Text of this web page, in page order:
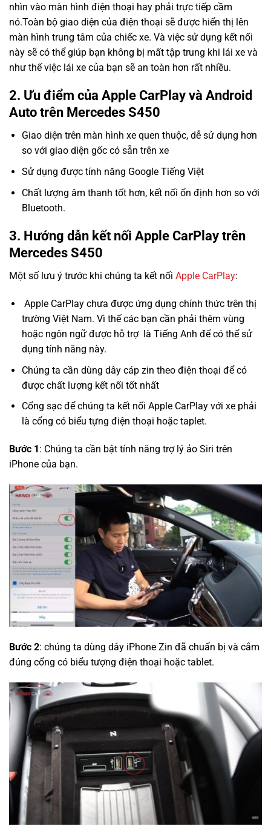
nhìn vào màn hình điện thoại hay phải trực tiếp cầm
nó.Toàn bộ giao diện của điện thoại sẽ được hiển thị lên
màn hình trung tâm của chiếc xe. Và việc sử dụng kết nối
này sẽ có thể giúp bạn không bị mất tập trung khi lái xe và
như thế việc lái xe của bạn sẽ an toàn hơn rất nhiều.
2. Ưu điểm của Apple CarPlay và Android
Auto trên Mercedes S450
Giao diện trên màn hình xe quen thuộc, dễ sử dụng hơn
so với giao diện gốc có sẵn trên xe
Sử dụng được tính năng Google Tiếng Việt
Chất lượng âm thanh tốt hơn, kết nối ổn định hơn so với
Bluetooth.
3. Hướng dẫn kết nối Apple CarPlay trên
Mercedes S450
Một số lưu ý trước khi chúng ta kết nối Apple CarPlay:
Apple CarPlay chưa được ứng dụng chính thức trên thị
trường Việt Nam. Vì thế các bạn cần phải thêm vùng
hoặc ngôn ngữ được hỗ trợ là Tiếng Anh để có thể sử
dụng tính năng này.
Chúng ta cần dùng dây cáp zin theo điện thoại để có
được chất lượng kết nối tốt nhất
Cổng sạc để chúng ta kết nối Apple CarPlay với xe phải
là cổng có biểu tựng điện thoại hoặc taplet.
Bước 1 : Chúng ta cần bật tính năng trợ lý ảo Siri trên
iPhone của bạn.
Bước 2: chúng ta dùng dây iPhone Zin đã chuẩn bị và cắm
đúng cổng có biểu tượng điện thoại hoặc tablet.